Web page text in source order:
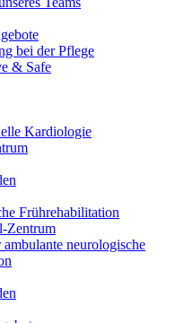
bei der Pflege
& Safe
Kardiologie
Frührehabilitation
Zentrum
neurologische